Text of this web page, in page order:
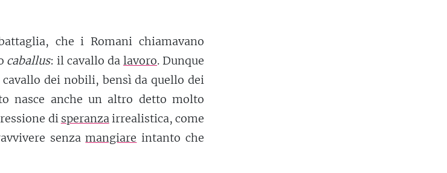
che i Romani chiamavano
caballus: il cavallo dalavoro. Dunque
dei nobili, bensì da quello dei
nasce anche un altro detto molto
di speranzairrealistica, come
senzamangiare intanto che